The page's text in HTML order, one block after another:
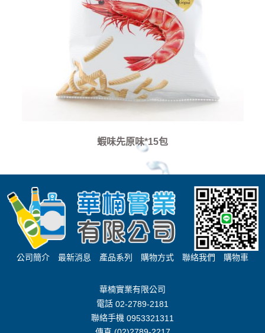
蝦味先原味*15包
公司簡介 最新消息 產品系列 購物方式 聯絡我們 購物車
華楠實業有限公司
電話 02-2789-2181
聯絡手機 0953321311